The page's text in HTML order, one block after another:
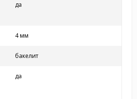
да
4 мм
бакелит
да